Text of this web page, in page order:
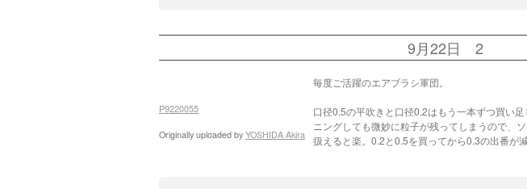
9月22日 2
P9220055
Originally uploaded by YOSHIDA Akira
毎度ご活躍のエアブラシ軍団。
口径0.5の平吹きと口径0.2はもう一本ずつ買い
ニングしても微妙に粒子が残ってしまうので、
扱えると楽。0.2と0.5を買ってから0.3の出番が減